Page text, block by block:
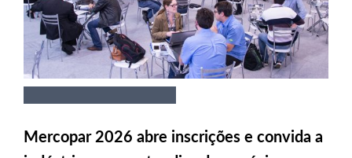
Mercopar 2026 abre inscrições e convida a